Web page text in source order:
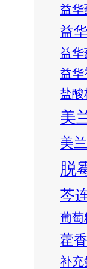
益华
益
益华
益华
盐酸
美
美
脱
芩
葡萄
藿
补充